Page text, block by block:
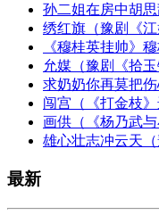
孙二姐在房中胡
绣红旗（豫剧《江
《穆桂英挂帅》
允媒（豫剧《拾
求奶奶你再莫把
闯宫（《打金枝》
画供（《杨乃武与
雄心壮志冲云天
最新